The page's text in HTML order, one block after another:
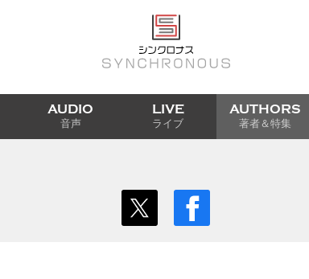
AUDIO
音声
LIVE
ライブ
AUTHORS
著者＆特集